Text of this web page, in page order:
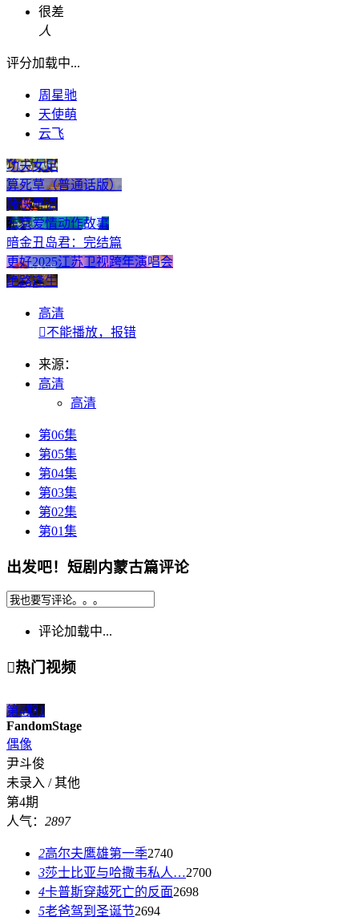
很差
人
评分加载中...
周星驰
天使萌
云飞
功夫女足
算死草（普通话版）
赌侠粤语
东京爱情动作故事
暗金丑岛君：完结篇
更好2025江苏卫视跨年演唱会
绝路逢生
高清
不能播放，报错
来源：
高清
高清
第06集
第05集
第04集
第03集
第02集
第01集
出发吧！短剧内蒙古篇评论
评论加载中...
热门视频
第4期1
FandomStage
偶像
尹斗俊
未录入 / 其他
第4期
人气： 2897
2高尔夫鹰雄第一季2740
3莎士比亚与哈撒韦私人…2700
4卡普斯穿越死亡的反面2698
5老爸驾到圣诞节2694